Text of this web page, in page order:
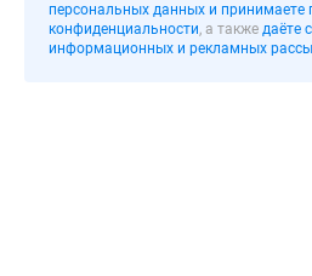
Проект
жилого
персональных данных и принимаете
конфиденциальности, а также даёте
информационных и рекламных